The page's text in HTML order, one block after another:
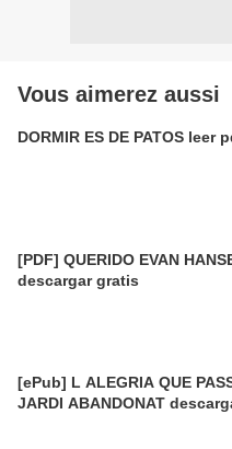
Vous aimerez aussi
DORMIR ES DE PATOS leer
[PDF] QUERIDO EVAN
descargar gratis
[ePub] L ALEGRIA QUE
JARDI ABANDONAT